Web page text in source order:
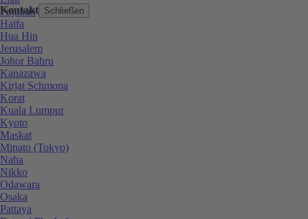
Kontakt Schließen
Fujairah
Haifa
Hua Hin
Jerusalem
Johor Bahru
Kanazawa
Kirjat Schmona
Korat
Kuala Lumpur
Kyoto
Maskat
Minato (Tokyo)
Naha
Nikko
Odawara
Osaka
Pattaya